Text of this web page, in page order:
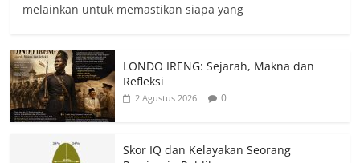
melainkan untuk memastikan siapa yang
LONDO IRENG: Sejarah, Makna dan
Refleksi
2 Agustus 2026 0
Skor IQ dan Kelayakan Seorang